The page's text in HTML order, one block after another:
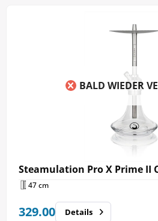
BALD WIEDER
Steamulation Pro X Prime II
47 cm
329.00 Details